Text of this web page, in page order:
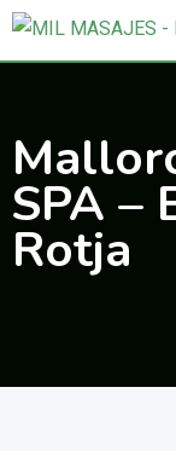
Saltar
SPA –
Rotja